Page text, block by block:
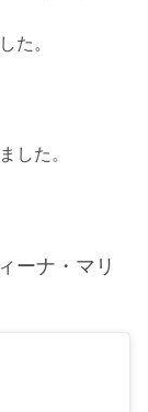
た。
した。
ーナ・マリ